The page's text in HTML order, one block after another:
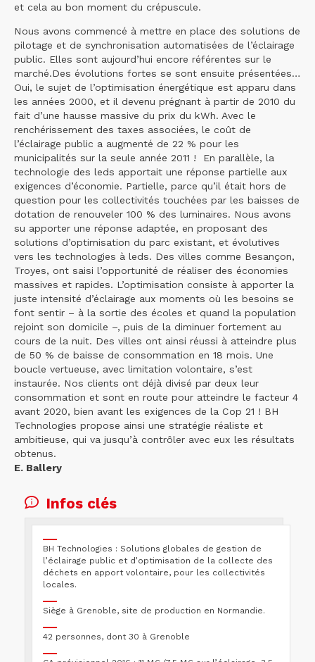
et cela au bon moment du crépuscule.
Nous avons commencé à mettre en place des solutions de
pilotage et de synchronisation automatisées de l’éclairage
public. Elles sont aujourd’hui encore référentes sur le
marché.Des évolutions fortes se sont ensuite présentées…
Oui, le sujet de l’optimisation énergétique est apparu dans
les années 2000, et il devenu prégnant à partir de 2010 du
fait d’une hausse massive du prix du kWh. Avec le
renchérissement des taxes associées, le coût de
l’éclairage public a augmenté de 22 % pour les
municipalités sur la seule année 2011 ! En parallèle, la
technologie des leds apportait une réponse partielle aux
exigences d’économie. Partielle, parce qu’il était hors de
question pour les collectivités touchées par les baisses de
dotation de renouveler 100 % des luminaires. Nous avons
su apporter une réponse adaptée, en proposant des
solutions d’optimisation du parc existant, et évolutives
vers les technologies à leds. Des villes comme Besançon,
Troyes, ont saisi l’opportunité de réaliser des économies
massives et rapides. L’optimisation consiste à apporter la
juste intensité d’éclairage aux moments où les besoins se
font sentir – à la sortie des écoles et quand la population
rejoint son domicile –, puis de la diminuer fortement au
cours de la nuit. Des villes ont ainsi réussi à atteindre plus
de 50 % de baisse de consommation en 18 mois. Une
boucle vertueuse, avec limitation volontaire, s’est
instaurée. Nos clients ont déjà divisé par deux leur
consommation et sont en route pour atteindre le facteur 4
avant 2020, bien avant les exigences de la Cop 21 ! BH
Technologies propose ainsi une stratégie réaliste et
ambitieuse, qui va jusqu’à contrôler avec eux les résultats
obtenus.
E. Ballery
Infos clés
BH Technologies : Solutions globales de gestion de
l’éclairage public et d’optimisation de la collecte des
déchets en apport volontaire, pour les collectivités
locales.
Siège à Grenoble, site de production en Normandie.
42 personnes, dont 30 à Grenoble